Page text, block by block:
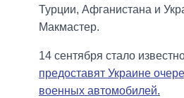
Турции, Афганистана и
Макмастер.
14 сентября стало
предоставят Украине
военных автомобилей.